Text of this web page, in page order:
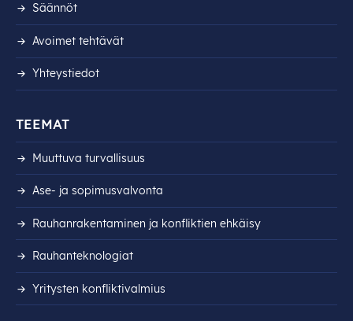
Säännöt
Avoimet tehtävät
Yhteystiedot
TEEMAT
Muuttuva turvallisuus
Ase- ja sopimusvalvonta
Rauhanrakentaminen ja konfliktien ehkäisy
Rauhanteknologiat
Yritysten konfliktivalmius